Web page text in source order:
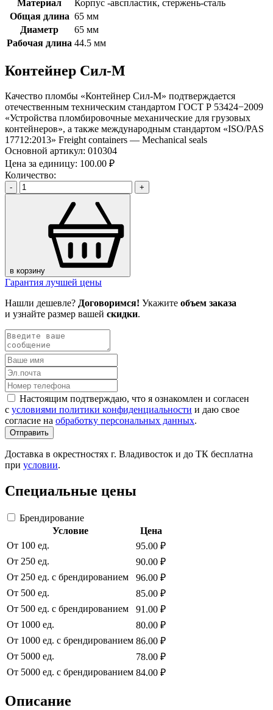
Материал
Корпус -авспластик, стержень-сталь
Общая длина 65 мм
Диаметр
65 мм
Рабочая длина 44.5 мм
Контейнер Сил-М
Качество пломбы «Контейнер Сил-М» подтверждается
отечественным техническим стандартом ГОСТ Р 53424−2009
«Устройства пломбировочные механические для грузовых
контейнеров», а также международным стандартом «ISO/PAS
17712:2013» Freight containers — Mechanical seals
Основной артикул: 010304
Цена за единицу: 100.00 ₽
Количество:
- +
в корзину
Гарантия лучшей цены
Нашли дешевле? Договоримся! Укажите объем заказа
и узнайте размер вашей скидки.
Настоящим подтверждаю, что я ознакомлен и согласен
с условиями политики конфиденциальности и даю свое
согласие на обработку персональных данных.
Отправить
Доставка в окрестностях г. Владивосток и до ТК бесплатна
при условии.
Специальные цены
Брендирование
Условие
Цена
От 100 ед.
95.00 ₽
От 250 ед.
90.00 ₽
От 250 ед. с брендированием
96.00 ₽
От 500 ед.
85.00 ₽
От 500 ед. с брендированием
91.00 ₽
От 1000 ед.
80.00 ₽
От 1000 ед. с брендированием 86.00 ₽
От 5000 ед.
78.00 ₽
От 5000 ед. с брендированием 84.00 ₽
Описание